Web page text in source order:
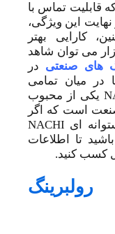
قابلیت تماس با
این ویژگی،
کارایی بهتر
می توان شاهد
های صنعتی در
در میان تمامی
برندها، رولبرینگ استوانه ای NACHI یکی از محبوب
است که اگر
به دنبال تهیه و خرید رولبرینگ استوانه ای NACHI
تا اطلاعات
کسب کنید.